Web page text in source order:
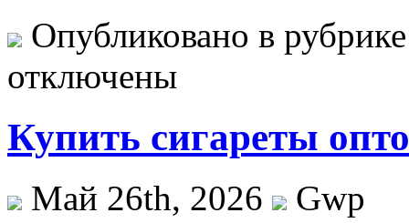
Опубликовано в
отключены
Купить сигареты
Май 26th, 2026
Gwp